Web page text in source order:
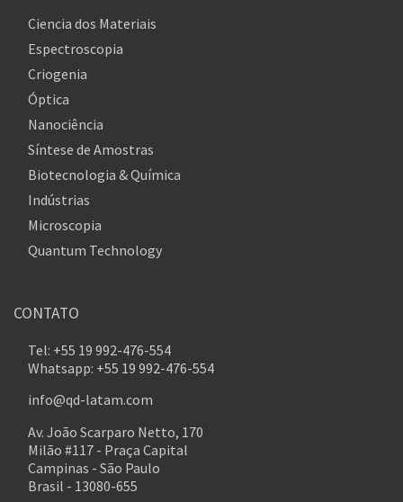
Ciencia dos Materiais
Espectroscopia
Criogenia
Óptica
Nanociência
Síntese de Amostras
Biotecnologia & Química
Indústrias
Microscopia
Quantum Technology
CONTATO
Tel: +55 19 992-476-554
Whatsapp: +55 19 992-476-554
info@qd-latam.com
Av. João Scarparo Netto, 170
Milão #117 - Praça Capital
Campinas - São Paulo
Brasil - 13080-655